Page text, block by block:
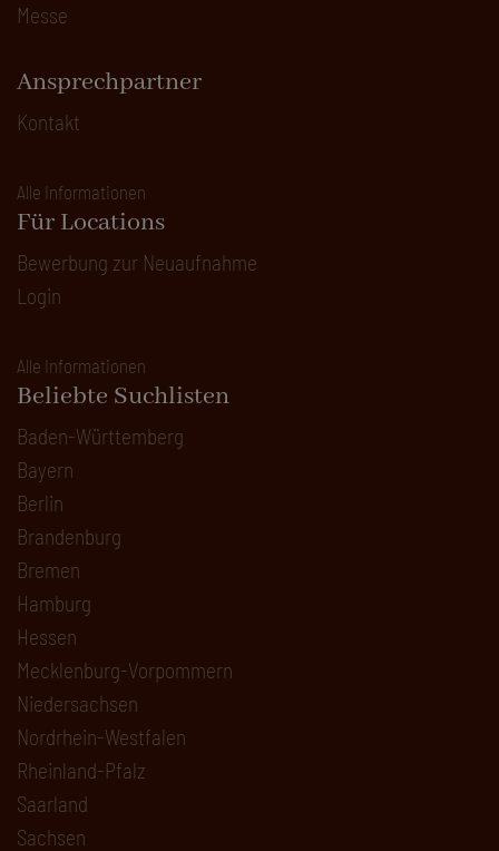
Messe
Ansprechpartner
Kontakt
Alle Informationen
Für Locations
Bewerbung zur Neuaufnahme
Login
Alle Informationen
Beliebte Suchlisten
Baden-Württemberg
Bayern
Berlin
Brandenburg
Bremen
Hamburg
Hessen
Mecklenburg-Vorpommern
Niedersachsen
Nordrhein-Westfalen
Rheinland-Pfalz
Saarland
Sachsen